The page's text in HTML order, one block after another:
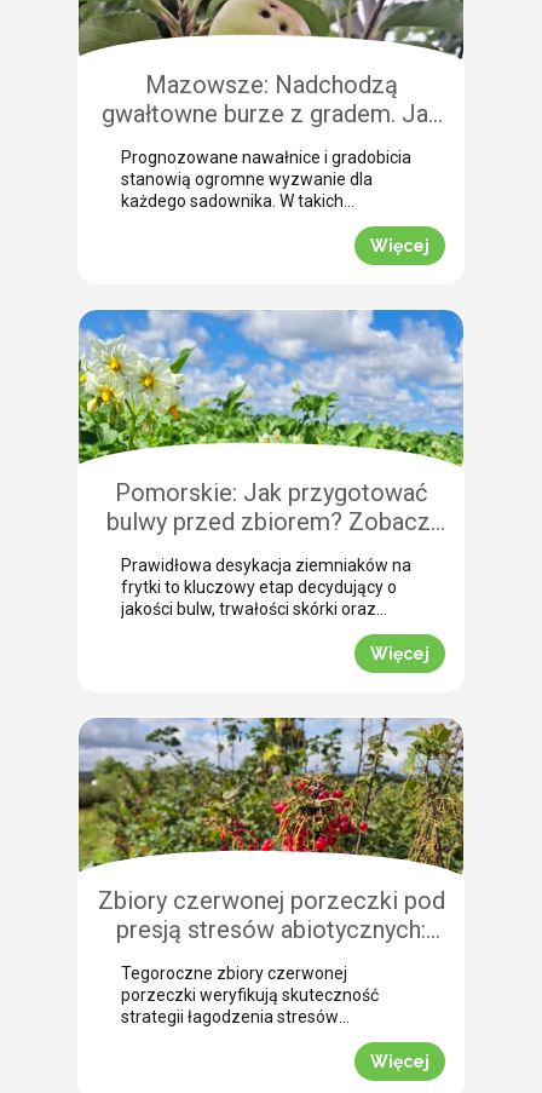
Mazowsze: Nadchodzą
gwałtowne burze z gradem. Jak
skutecznie przeprowadzić
zabezpieczenie owoców po
gradobiciu?
Prognozowane nawałnice i gradobicia
stanowią ogromne wyzwanie dla
każdego sadownika. W takich
natychmiastowe zabezpieczenie
Uszkodzona skórka to otwarta droga
dla patogenów grzybowych, które
potrafią zniszczyć owoce tuż przed
zbiorem. Nasza ekspertka Justyna
Wasiak ostrzega przed nadchodzącym
frontem burzowym i wskazuje
skuteczne rozwiązanie interwencyjne.
Więcej
Pomorskie: Jak przygotować
bulwy przed zbiorem? Zobacz,
jak przebiega profesjonalna
desykacja ziemniaków na frytki!
Prawidłowa desykacja ziemniaków na
frytki to kluczowy etap decydujący o
jakości bulw, trwałości skórki oraz
łatwości zbioru maszynowego. Nasz
przeprowadził niedawno lustrację
(województwo pomorskie). Na tej
podstawie podpowiada, dlaczego o
zabiegu dosuszania warto pomyśleć z
dużym wyprzedzeniem. Zobacz, jak
zaplanować skuteczne wygaszanie
wegetacji z użyciem preparatu MIZUKI.
Dlaczego […]
Więcej
Zbiory czerwonej porzeczki pod
presją stresów abiotycznych:
ocena skuteczności
biostymulacji
Tegoroczne zbiory czerwonej
porzeczki weryfikują skuteczność
strategii łagodzenia stresów
temperatur oraz długotrwały deficyt
Więcej